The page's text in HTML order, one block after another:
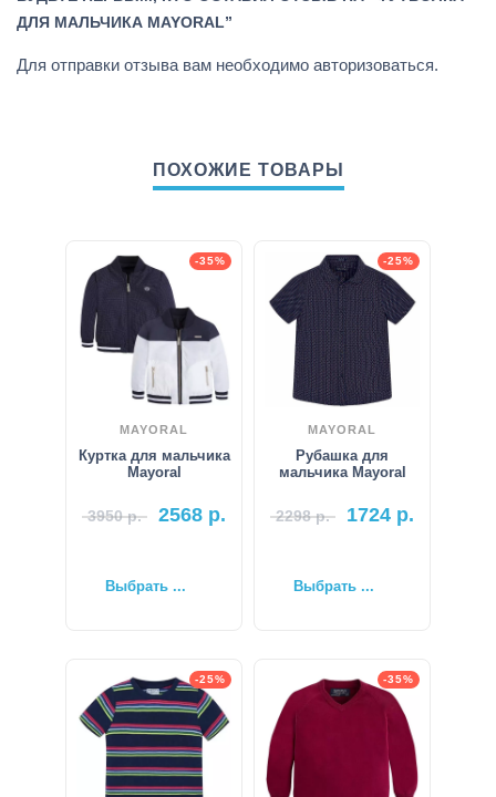
ДЛЯ МАЛЬЧИКА MAYORAL”
Для отправки отзыва вам необходимо авторизоваться.
ПОХОЖИЕ ТОВАРЫ
-35%
MAYORAL
Куртка для мальчика
Mayoral
3950р. 2568 р.
Выбрать ...
-25%
MAYORAL
Рубашка для
мальчика Mayoral
2298р. 1724 р.
Выбрать ...
-25% -35%